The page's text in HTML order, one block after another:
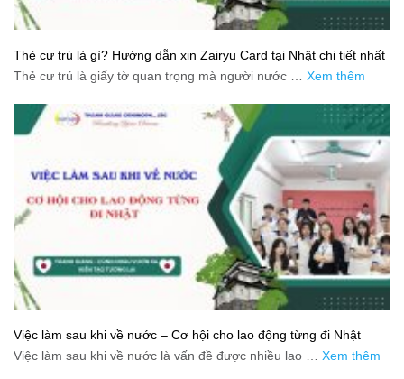
Thẻ cư trú là gì? Hướng dẫn xin Zairyu Card tại Nhật chi tiết nhất
Thẻ cư trú là giấy tờ quan trọng mà người nước … Xem thêm
Việc làm sau khi về nước – Cơ hội cho lao động từng đi Nhật
Việc làm sau khi về nước là vấn đề được nhiều lao … Xem thêm